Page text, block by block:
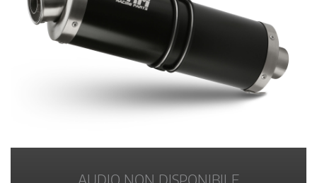
AUDIO NON DISPONIBILE